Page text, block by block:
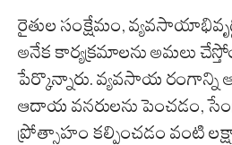
రైతుల సంక్షేమం, వ్యవసాయాభివృద్ధి
అనేక కార్యక్రమాలను అమలు
పేర్కొన్నారు. వ్యవసాయ రంగాన్ని
ఆదాయ వనరులను పెంచడం,
ప్రోత్సాహం కల్పించడం వంటి